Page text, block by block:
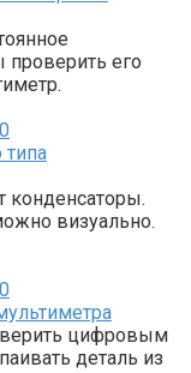
его
0
типа
конденсаторы.
визуально.
0
цифровым
деталь из